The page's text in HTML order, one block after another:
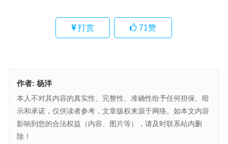
打赏 71赞
作者: 杨洋
本人不对其内容的真实性、完整性、准确性给予任何担保、暗
示和承诺，仅供读者参考，文章版权来源于网络。如本文内容
影响到您的合法权益（内容、图片等），请及时联系站内删
除！